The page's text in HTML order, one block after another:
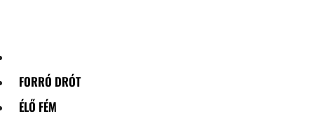
FORRÓ DRÓT
ÉLŐ FÉM